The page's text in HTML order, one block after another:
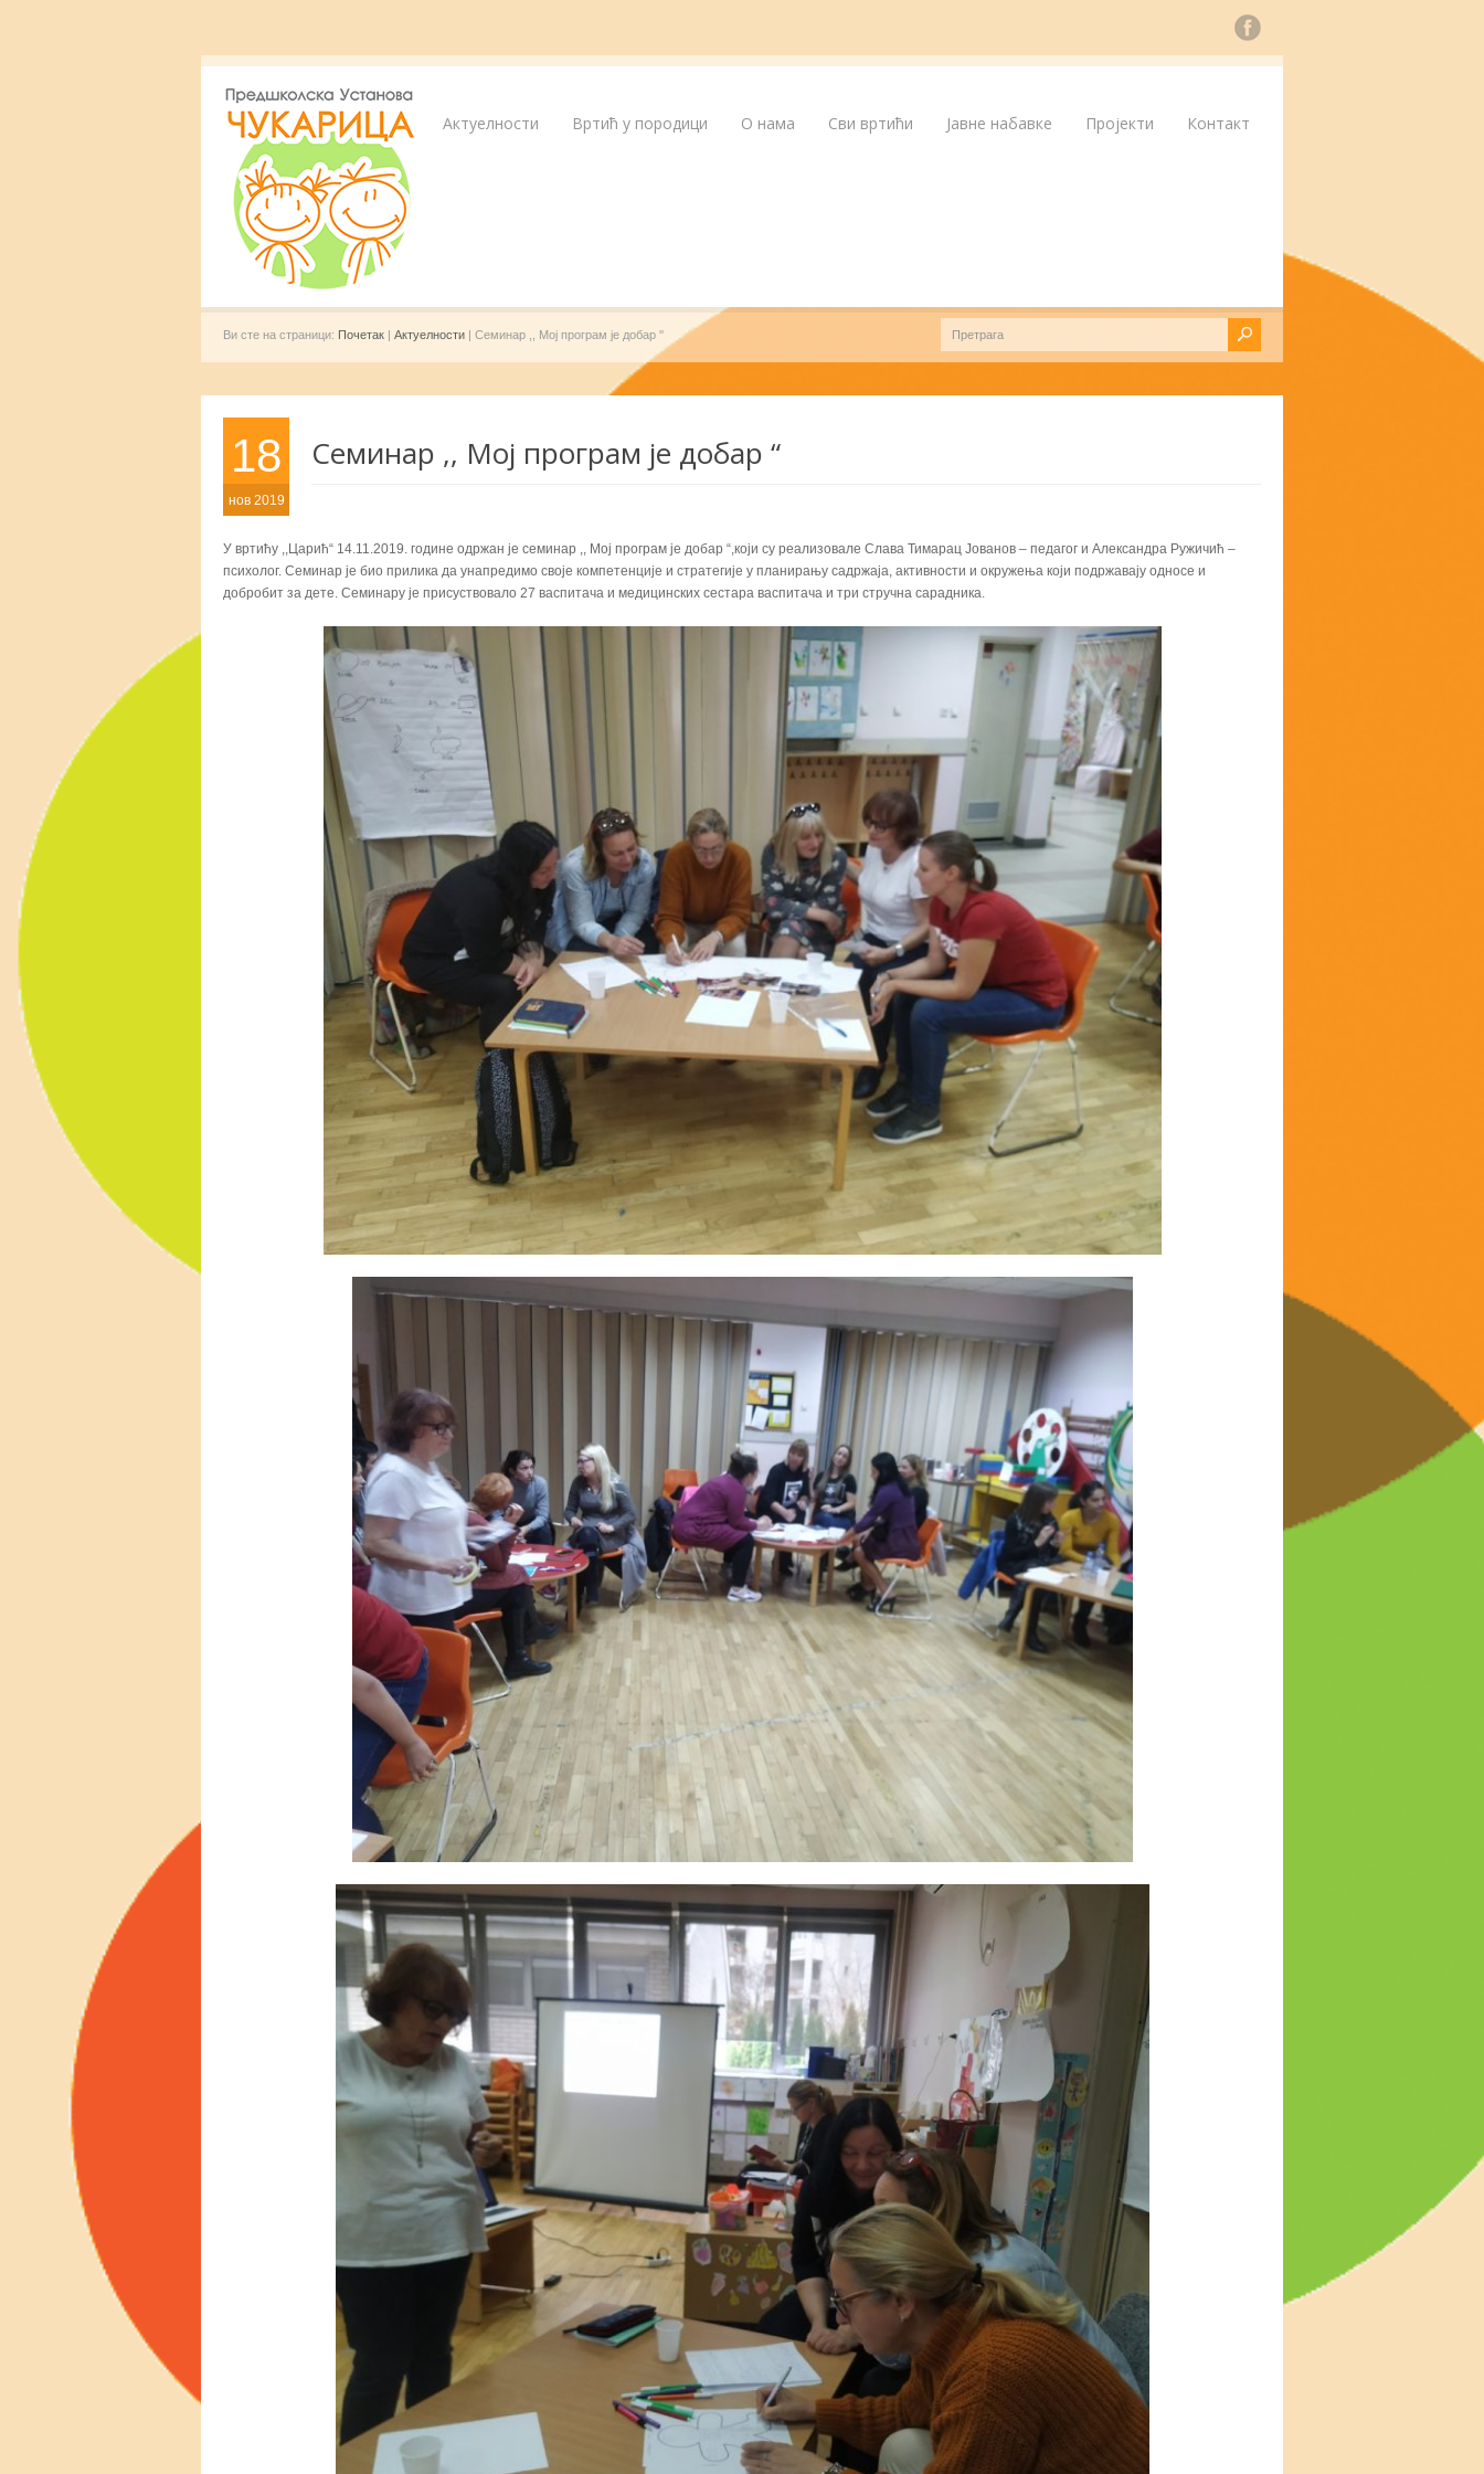
Актуелности Вртић у породици О нама Сви вртићи Јавне набавке Пројекти Контакт
Ви сте на страници: Почетак | Актуелности | Семинар ,, Мој програм је добар ''
18
нов 2019
Семинар ,, Мој програм је добар “
У вртићу ,,Царић“ 14.11.2019. године одржан је семинар ,, Мој програм је добар “,који су реализовале Слава Тимарац Јованов – педагог и Александра Ружичић –
психолог. Семинар је био прилика да унапредимо своје компетенције и стратегије у планирању садржаја, активности и окружења који подржавају односе и
добробит за дете. Семинару је присуствовало 27 васпитача и медицинских сестара васпитача и три стручна сарадника.